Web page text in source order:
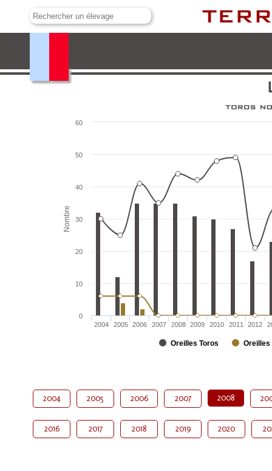
Nombre
Oreilles Toros Oreilles
2004 2005 2006 2007 2008 2009 2010 2011 2012
0
10
20
30
40
50
60
2004 2005 2006 2007 2008
2016 2017 2018 2019 2020